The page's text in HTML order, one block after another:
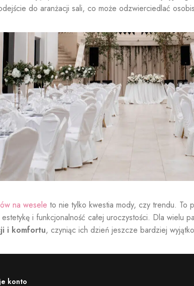
do aranżacji sali, co może odzwierciedlać
na wesele to nie tylko kwestia mody, czy trendu. To
i funkcjonalność całej uroczystości. Dla wielu
i komfortu, czyniąc ich dzień jeszcze bardziej
konto